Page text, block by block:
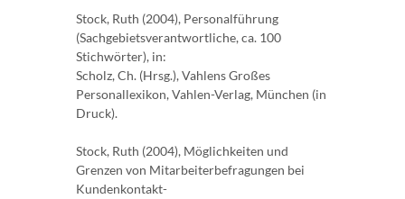
Stock, Ruth (2004), Personalführung
(Sachgebietsverantwortliche, ca. 100
Stichwörter), in:
Scholz, Ch. (Hrsg.), Vahlens Großes
Personallexikon, Vahlen-Verlag, München (in
Druck).
Stock, Ruth (2004), Möglichkeiten und
Grenzen von Mitarbeiterbefragungen bei
Kundenkontakt-